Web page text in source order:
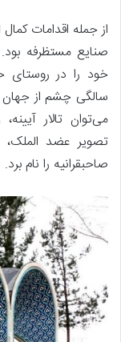
از جمله اقدامات
صنایع مستظرفه
سالگی چشم از جهان
می‌توان تالار
تصویر عضد الملک،
صاحبقرانیه را نام برد.